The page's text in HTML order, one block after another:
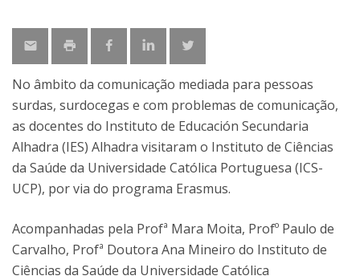
No âmbito da comunicação mediada para pessoas
surdas, surdocegas e com problemas de comunicação,
as docentes do Instituto de Educación Secundaria
Alhadra (IES) Alhadra visitaram o Instituto de Ciências
da Saúde da Universidade Católica Portuguesa (ICS-
UCP), por via do programa Erasmus.
Acompanhadas pela Profª Mara Moita, Profº Paulo de
Carvalho, Profª Doutora Ana Mineiro do Instituto de
Ciências da Saúde da Universidade Católica